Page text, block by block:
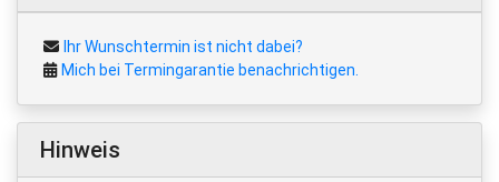
Ihr Wunschtermin ist nicht dabei?
Mich bei Termingarantie benachrichtigen.
Hinweis